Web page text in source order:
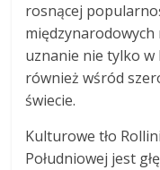
rosnącej
międzynarodowych
uznanie nie tylko w
również wśród
świecie.
Kulturowe tło
Południowej jest